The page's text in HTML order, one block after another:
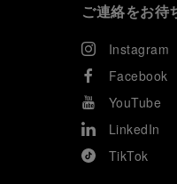
ご連絡をお待
Instagram
Facebook
YouTube
LinkedIn
TikTok